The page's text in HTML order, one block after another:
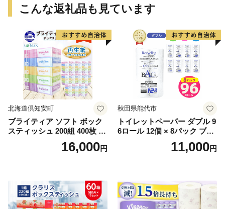
こんな返礼品も見ています
北海道倶知安町
ブライティア ソフト ボック
スティッシュ 200組 400枚 60
箱 日本製 まとめ買い ティッ
シュ リサイクル 長持 防災 常
倶知安町 日用品
16,000円
秋田県能代市
トイレットペーパー ダブル 9
6ロール 12個 × 8パック ブラ
ンカ 再生紙 100％ 芯あり 日
用品 消耗品 無香料 生活用品
11,000円